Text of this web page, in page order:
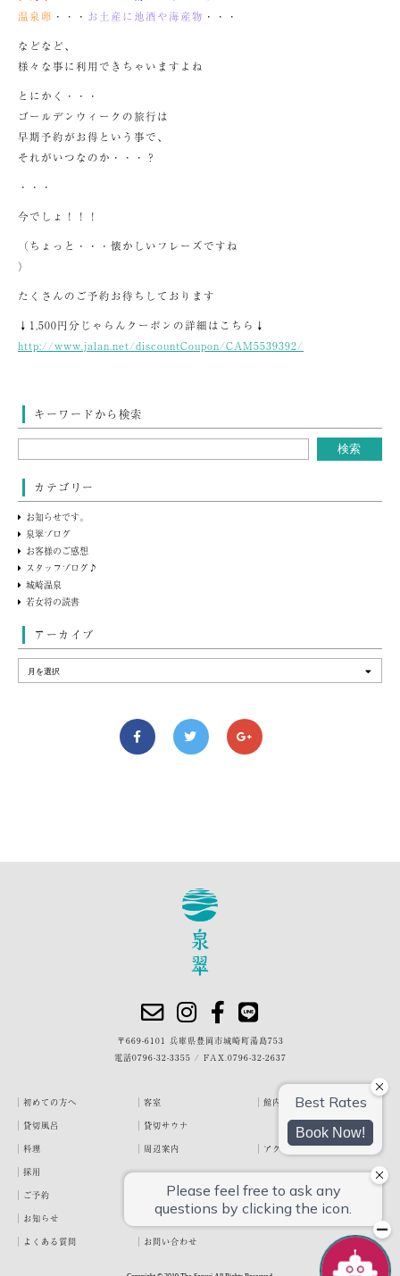
温泉卵 ・・・ お土産に地酒や海産物 ・・・
などなど、
様々な事に利用できちゃいますよね
とにかく・・・
ゴールデンウィークの旅行は
早期予約がお得という事で、
それがいつなのか・・・？
・・・
今でしょ！！！
（ちょっと・・・懐かしいフレーズですね
）
たくさんのご予約お待ちしております
↓1,500円分じゃらんクーポンの詳細はこちら↓
http://www.jalan.net/discountCoupon/CAM5539392/
キーワードから検索
カテゴリー
お知らせです。
泉翠ブログ
お客様のご感想
スタッフブログ♪
城崎温泉
若女将の読書
アーカイブ
〒669-6101 兵庫県豊岡市城崎町湯島753
電話0796-32-3355 / FAX.0796-32-2637
初めての方へ 客室
館内・施設
貸切風呂
貸切サウナ
料理
周辺案内
アクセス
採用
ご予約
宿泊約款
プライバシーポリシー
お知らせ
お客様の声
泉翠ブログ
よくある質問
お問い合わせ